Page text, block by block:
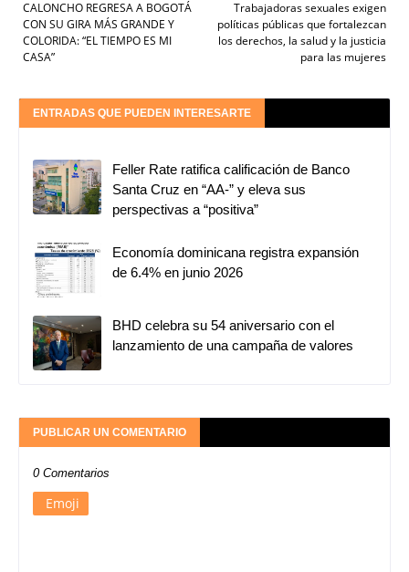
Trabajadoras sexuales exigen
políticas públicas que fortalezcan
los derechos, la salud y la justicia
para las mujeres
CALONCHO REGRESA A BOGOTÁ
CON SU GIRA MÁS GRANDE Y
COLORIDA: “EL TIEMPO ES MI
CASA”
ENTRADAS QUE PUEDEN INTERESARTE
Feller Rate ratifica calificación de Banco
Santa Cruz en “AA-” y eleva sus
perspectivas a “positiva”
Economía dominicana registra expansión
de 6.4% en junio 2026
BHD celebra su 54 aniversario con el
lanzamiento de una campaña de valores
PUBLICAR UN COMENTARIO
0 Comentarios
Emoji